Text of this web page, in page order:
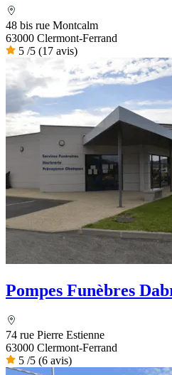
48 bis rue Montcalm
63000 Clermont-Ferrand
5 /5 (17 avis)
Pompes Funèbres
74 rue Pierre Estienne
63000 Clermont-Ferrand
5 /5 (6 avis)